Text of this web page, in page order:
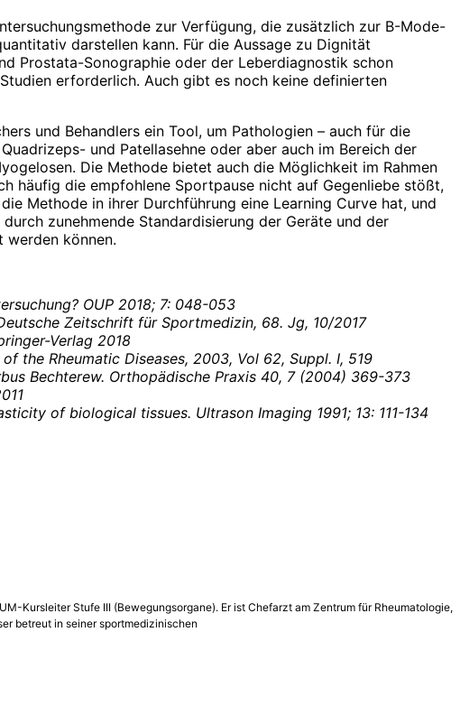
zur Verfügung, die zusätzlich zur B-Mode-
darstellen kann. Für die Aussage zu Digni­tät
Prostata-Sonographie oder der Leberdiagnostik schon
erforderlich. Auch gibt es noch keine definierten
und Behandlers ein Tool, um Pathologien – auch für die
und Patellasehne oder aber auch im Bereich der
Die Methode bietet auch die Möglichkeit im Rahmen
häufig die empfohlene Sportpause nicht auf Gegenliebe stößt,
Methode in ihrer Durchführung eine Learning Curve hat, und
zunehmende Standardisierung der Geräte und der
werden können.
OUP 2018; 7: 048-053
Zeitschrift für Sportmedizin, 68. Jg, 10/2017
Verlag 2018
the Rheumatic Diseases, 2003, Vol 62, Suppl. I, 519
Bechterew. Orthopädische Praxis 40, 7 (2004) 369-373
of biological tissues. Ultrason Imaging 1991; 13: 111-134
Kursleiter Stufe III (Bewegungsorgane). Er ist Chefarzt am Zentrum für Rheumatologie,
betreut in seiner sportmedizinischen